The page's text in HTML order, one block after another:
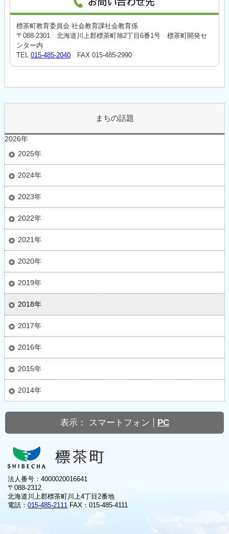
標茶町教育委員会 社会教育課社会教育係
〒088-2301 北海道川上郡標茶町旭2丁目6番1号 標茶町開発セ
ンター内
TEL 015-485-2040 FAX 015-485-2990
まちの話題
2026年
2025年
2024年
2023年
2022年
2021年
2020年
2019年
2018年
2017年
2016年
2015年
2014年
表示： スマートフォン PC
法人番号：4000020016641
〒088-2312
北海道川上郡標茶町川上4丁目2番地
電話： 015-485-2111 FAX：015-485-4111